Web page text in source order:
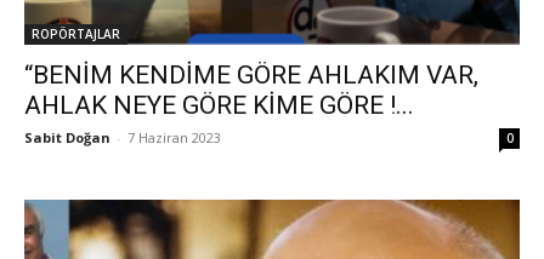
ROPÖRTAJLAR
“BENİM KENDİME GÖRE AHLAKIM VAR,
AHLAK NEYE GÖRE KİME GÖRE !...
Sabit Doğan - 7 Haziran 2023 0